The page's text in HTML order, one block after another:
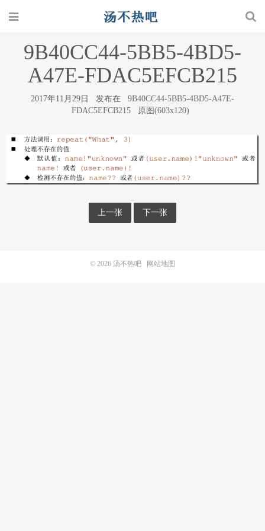
9B40CC44-5BB5-4BD5-
A47E-FDAC5EFCB215
2017年11月29日 发布在 9B40CC44-5BB5-4BD5-A47E-
FDAC5EFCB215
原图(603x120)
上一张 下一张
© 2026 汤不热吧 网站地图